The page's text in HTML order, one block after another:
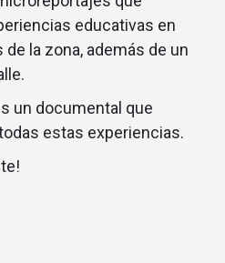
educativas en
la zona, además de un
un documental que
estas experiencias.